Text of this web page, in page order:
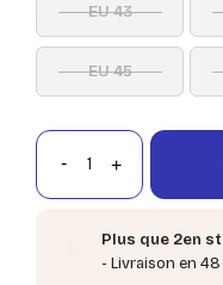
EU 43
EU 45
Plus que 2en
- Livraison en